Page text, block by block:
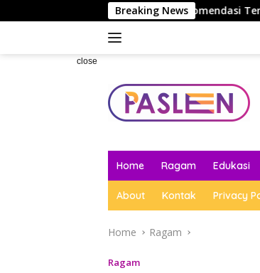
to
Breaking News
5 Rekomendasi Tempat Kuliah
close
Home Ragam Edukasi
About Kontak Privacy
Home Ragam
Ragam